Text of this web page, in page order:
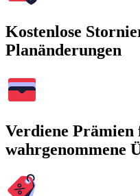
Kostenlose
Planänderungen
Verdiene Prämien
wahrgenommene